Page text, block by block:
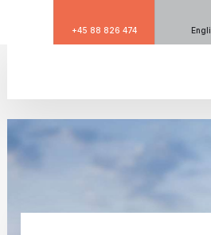
+45 88 826 474